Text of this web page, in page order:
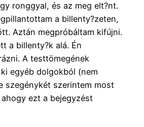
ronggyal, és az meg elt?nt.
a billenty?zeten,
Aztán megpróbáltam kifújni.
a billenty?k alá. Én
A testtömegének
egyéb dolgokból (nem
szegénykét szerintem most
ezt a bejegyzést